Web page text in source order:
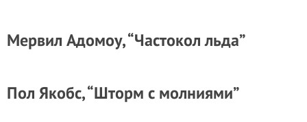
Мервил Адомоу, “Частокол льда”
Пол Якобс, “Шторм с молниями”